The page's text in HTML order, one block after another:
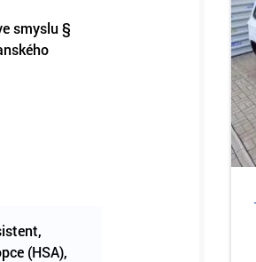
smyslu §
(HSA),